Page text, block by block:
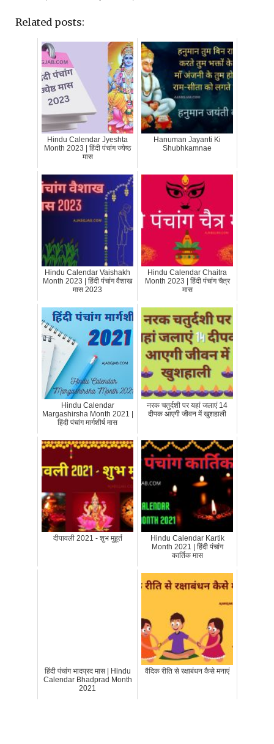
Related posts:
Hindu Calendar Jyeshta
Month 2023 | हिंदी पंचांग ज्येष्ठ
मास
Hanuman Jayanti Ki
Shubhkamnae
Hindu Calendar Vaishakh
Month 2023 | हिंदी पंचांग वैशाख
मास 2023
Hindu Calendar Chaitra
Month 2023 | हिंदी पंचांग चैत्र
मास
Hindu Calendar
Margashirsha Month 2021 |
हिंदी पंचांग मार्गशीर्ष मास
नरक चतुर्दशी पर यहां जलाएं 14
दीपक आएगी जीवन में खुशहाली
दीपावली 2021 - शुभ मुहूर्त
Hindu Calendar Kartik
Month 2021 | हिंदी पंचांग
कार्तिक मास
हिंदी पंचांग भादप्रद मास | Hindu
Calendar Bhadprad Month
2021
वैदिक रीति से रक्षाबंधन कैसे मनाएं